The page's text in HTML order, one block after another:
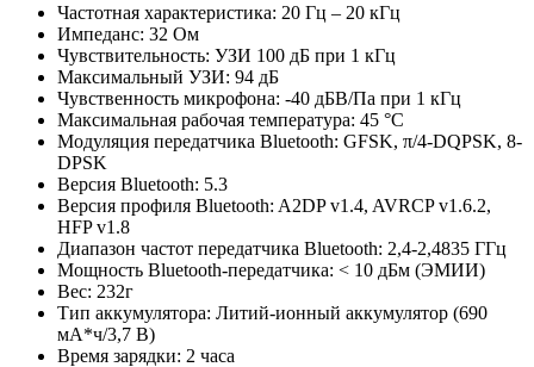
Частотная характеристика: 20 Гц – 20 кГц
Импеданс: 32 Ом
Чувствительность: УЗИ 100 дБ при 1 кГц
Максимальный УЗИ: 94 дБ
Чувственность микрофона: -40 дБВ/Па при 1 кГц
Максимальная рабочая температура: 45 °C
Модуляция передатчика Bluetooth: GFSK, π/4-DQPSK, 8-
DPSK
Версия Bluetooth: 5.3
Версия профиля Bluetooth: A2DP v1.4, AVRCP v1.6.2,
HFP v1.8
Диапазон частот передатчика Bluetooth: 2,4-2,4835 ГГц
Мощность Bluetooth-передатчика: < 10 дБм (ЭМИИ)
Вес: 232г
Тип аккумулятора: Литий-ионный аккумулятор (690
мА*ч/3,7 В)
Время зарядки: 2 часа